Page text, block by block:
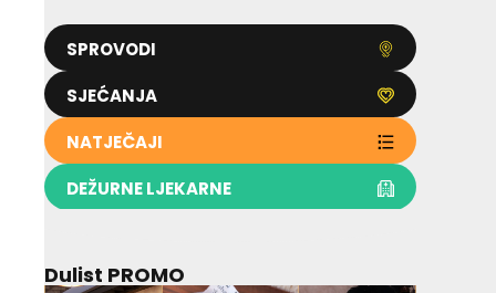
SPROVODI
SJEĆANJA
NATJEČAJI
DEŽURNE LJEKARNE
Dulist PROMO